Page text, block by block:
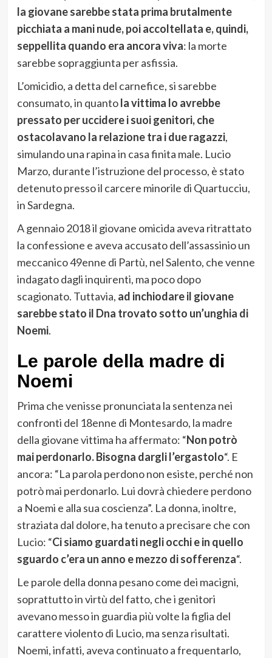
la giovane sarebbe stata prima brutalmente
picchiata a mani nude, poi accoltellata e, quindi,
seppellita quando era ancora viva: la morte
sarebbe sopraggiunta per asfissia.
L’omicidio, a detta del carnefice, si sarebbe
consumato, in quantola vittima lo avrebbe
pressato per uccidere i suoi genitori, che
ostacolavano la relazione tra i due ragazzi,
simulando una rapina in casa finita male. Lucio
Marzo, durante l’istruzione del processo, è stato
detenuto presso il carcere minorile di Quartucciu,
in Sardegna.
A gennaio 2018 il giovane omicida aveva ritrattato
la confessione e aveva accusato dell’assassinio un
meccanico 49enne di Partù, nel Salento, che venne
indagato dagli inquirenti, ma poco dopo
scagionato. Tuttavia, ad inchiodare il giovane
sarebbe stato il Dna trovato sotto un’unghia di
Noemi.
Le parole della madre di
Noemi
Prima che venisse pronunciata la sentenza nei
confronti del 18enne di Montesardo, la madre
della giovane vittima ha affermato: “Non potrò
mai perdonarlo. Bisogna dargli l’ergastolo“. E
ancora: “La parola perdono non esiste, perché non
potrò mai perdonarlo. Lui dovrà chiedere perdono
a Noemi e alla sua coscienza”. La donna, inoltre,
straziata dal dolore, ha tenuto a precisare che con
Lucio: “Ci siamo guardati negli occhi e in quello
sguardo c’era un anno e mezzo di sofferenza“.
Le parole della donna pesano come dei macigni,
soprattutto in virtù del fatto, che i genitori
avevano messo in guardia più volte la figlia del
carattere violento di Lucio, ma senza risultati.
Noemi, infatti, aveva continuato a frequentarlo,